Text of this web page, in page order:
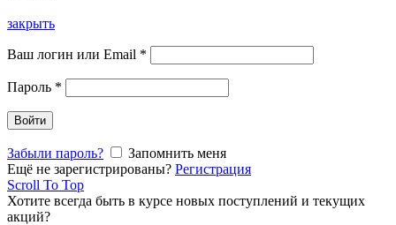
закрыть
Ваш логин или Email *
Пароль *
Войти
Забыли пароль?
Запомнить меня
Ещё не зарегистрированы? Регистрация
Scroll To Top
Хотите всегда быть в курсе новых поступлений и текущих
акций?